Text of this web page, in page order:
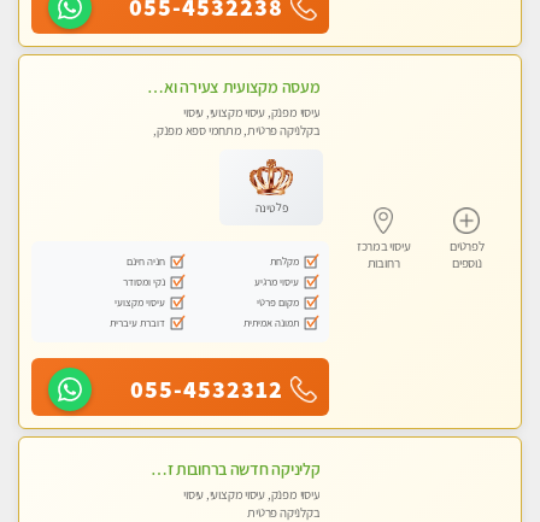
055-4532238
לפרטים
נוספים
עיסוי במרכז
רחובות
מעסה מקצועית צעירה ואיכותית פרטי!!! מ 10:00 בבוקר עד 18:00 בערב.
עיסוי מפנק, עיסוי מקצועי, עיסוי
בקלניקה פרטית, מתחמי ספא מפנק,
פלטינה
מקלחת
חניה חינם
עיסוי מרגיע
נקי ומסודר
מקום פרטי
עיסוי מקצועי
תמונה אמיתית
דוברת עיברית
055-4532312
קליניקה חדשה ברחובות זמן לנפש, זמן לגוף, זמן לנשמה.. בוא להתפנק בעיסוי מושלם..
עיסוי מפנק, עיסוי מקצועי, עיסוי
בקלניקה פרטית